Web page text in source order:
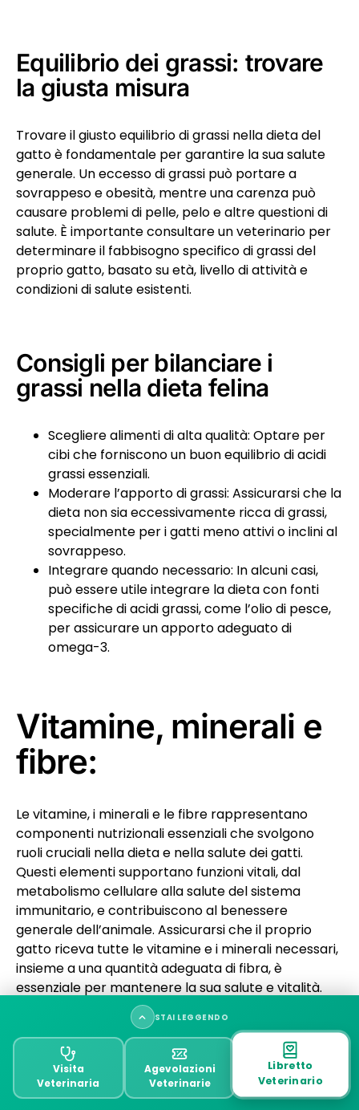
Equilibrio dei grassi: trovare
la giusta misura
Trovare il giusto equilibrio di grassi nella dieta del
gatto è fondamentale per garantire la sua salute
generale. Un eccesso di grassi può portare a
sovrappeso e obesità, mentre una carenza può
causare problemi di pelle, pelo e altre questioni di
salute. È importante consultare un veterinario per
determinare il fabbisogno specifico di grassi del
proprio gatto, basato su età, livello di attività e
condizioni di salute esistenti.
Consigli per bilanciare i
grassi nella dieta felina
Scegliere alimenti di alta qualità: Optare per
cibi che forniscono un buon equilibrio di acidi
grassi essenziali.
Moderare l’apporto di grassi: Assicurarsi che la
dieta non sia eccessivamente ricca di grassi,
specialmente per i gatti meno attivi o inclini al
sovrappeso.
Integrare quando necessario: In alcuni casi,
può essere utile integrare la dieta con fonti
specifiche di acidi grassi, come l’olio di pesce,
per assicurare un apporto adeguato di
omega-3.
Vitamine, minerali e
fibre:
Le vitamine, i minerali e le fibre rappresentano
componenti nutrizionali essenziali che svolgono
ruoli cruciali nella dieta e nella salute dei gatti.
Questi elementi supportano funzioni vitali, dal
metabolismo cellulare alla salute del sistema
immunitario, e contribuiscono al benessere
generale dell’animale. Assicurarsi che il proprio
gatto riceva tutte le vitamine e i minerali necessari,
insieme a una quantità adeguata di fibra, è
essenziale per mantenere la sua salute e vitalità.
Una dieta ben bilanciata, insieme a controlli
veterinari regolari, può aiutare a garantire che il
vostro gatto goda di una lunga e sana vita.
STAI LEGGENDO
Proteine: perché sono importanti nei gatti
Carboidrati: ruolo e impatti nell’alimentazione
Visita
Veterinaria
Agevolazioni
Veterinarie
Libretto
Veterinario